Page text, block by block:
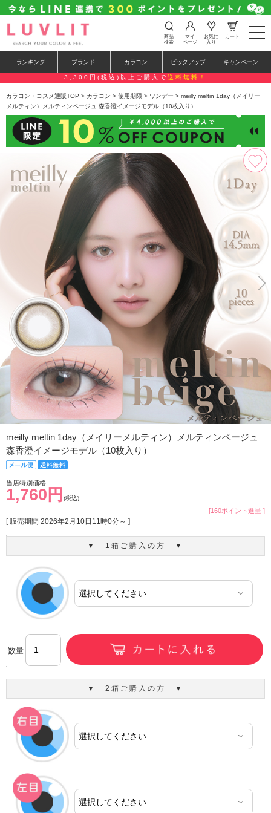
t
o
e
n
a
a
i
o
n
商品
検索
マイ
ページ
お気に
入り
カート
ランキング ブランド カラコン ピックアップ キャンペーン
3,300円(税込)以上ご購入で 送料無料！
カラコン・コスメ通販TOP > カラコン > 使用期限 > ワンデー > meilly meltin 1day（メイリー
メルティン）メルティンベージュ 森香澄イメージモデル（10枚入り）
meilly meltin 1day（メイリーメルティン）メルティンベージュ
森香澄イメージモデル（10枚入り）
当店特別価格
1,760円 (税込)
[160ポイント進呈 ]
[ 販売期間 2026年2月10日11時0分～ ]
▼ 1箱ご購入の方 ▼
数量
▼ 2箱ご購入の方 ▼